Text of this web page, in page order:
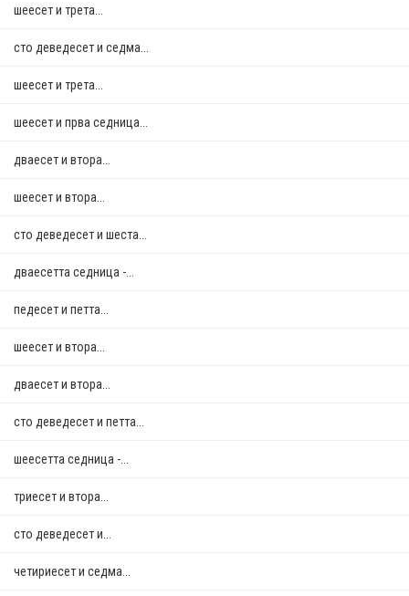
шеесет и трета...
сто деведесет и седма...
шеесет и трета...
шеесет и прва седница...
дваесет и втора...
шеесет и втора...
сто деведесет и шеста...
дваесетта седница -...
педесет и петта...
шеесет и втора...
дваесет и втора...
сто деведесет и петта...
шеесетта седница -...
триесет и втора...
сто деведесет и...
четириесет и седма...